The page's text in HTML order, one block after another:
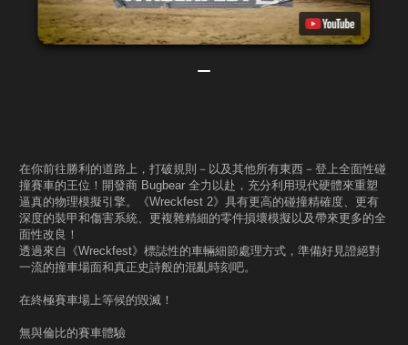
在你前往勝利的道路上，打破規則－以及其他所有東西－登上全面性碰
撞賽車的王位！開發商 Bugbear 全力以赴，充分利用現代硬體來重塑
逼真的物理模擬引擎。《Wreckfest 2》具有更高的碰撞精確度、更有
深度的裝甲和傷害系統、更複雜精細的零件損壞模擬以及帶來更多的全
面性改良！
透過來自《Wreckfest》標誌性的車輛細節處理方式，準備好見證絕對
一流的撞車場面和真正史詩般的混亂時刻吧。
在終極賽車場上等候的毀滅！
無與倫比的賽車體驗